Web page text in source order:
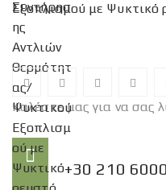
Εξοπλισμού με Ψυκτικό
Καλέστε μας για να σας
+30 210